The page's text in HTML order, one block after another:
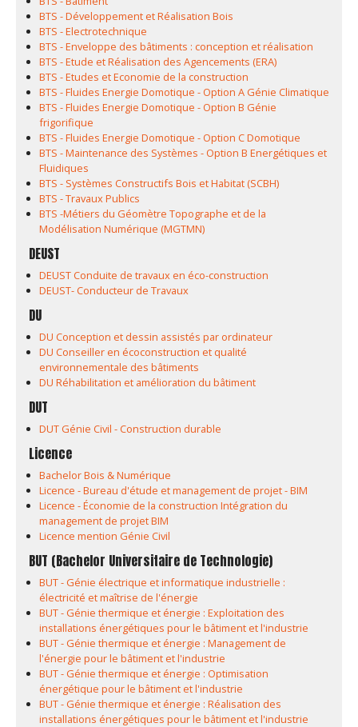
BTS - Développement et Réalisation Bois
BTS - Electrotechnique
BTS - Enveloppe des bâtiments : conception et réalisation
BTS - Etude et Réalisation des Agencements (ERA)
BTS - Etudes et Economie de la construction
BTS - Fluides Energie Domotique - Option A Génie Climatique
BTS - Fluides Energie Domotique - Option B Génie
frigorifique
BTS - Fluides Energie Domotique - Option C Domotique
BTS - Maintenance des Systèmes - Option B Energétiques et
Fluidiques
BTS - Systèmes Constructifs Bois et Habitat (SCBH)
BTS - Travaux Publics
BTS -Métiers du Géomètre Topographe et de la
Modélisation Numérique (MGTMN)
DEUST
DEUST Conduite de travaux en éco-construction
DEUST- Conducteur de Travaux
DU
DU Conception et dessin assistés par ordinateur
DU Conseiller en écoconstruction et qualité
environnementale des bâtiments
DU Réhabilitation et amélioration du bâtiment
DUT
DUT Génie Civil - Construction durable
Licence
Bachelor Bois & Numérique
Licence - Bureau d'étude et management de projet - BIM
Licence - Économie de la construction Intégration du
management de projet BIM
Licence mention Génie Civil
BUT (Bachelor Universitaire de Technologie)
BUT - Génie électrique et informatique industrielle :
électricité et maîtrise de l'énergie
BUT - Génie thermique et énergie : Exploitation des
installations énergétiques pour le bâtiment et l'industrie
BUT - Génie thermique et énergie : Management de
l'énergie pour le bâtiment et l'industrie
BUT - Génie thermique et énergie : Optimisation
énergétique pour le bâtiment et l'industrie
BUT - Génie thermique et énergie : Réalisation des
installations énergétiques pour le bâtiment et l'industrie